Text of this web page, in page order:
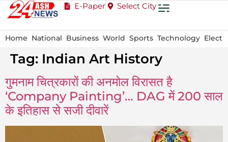
E-Paper Select City
Home National Business World Sports Technology
Tag: Indian Art History
गुमनाम चित्रकारों की अनमोल विरासत है
‘Company Painting’… DAG में 200 साल
के इतिहास से सजी दीवारें